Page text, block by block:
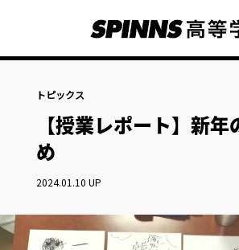
トピックス
【授業レポート】新年
め
2024.01.10 UP